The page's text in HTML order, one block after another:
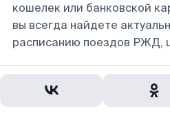
кошелек или банковской
вы всегда найдете
расписанию поездов РЖД,